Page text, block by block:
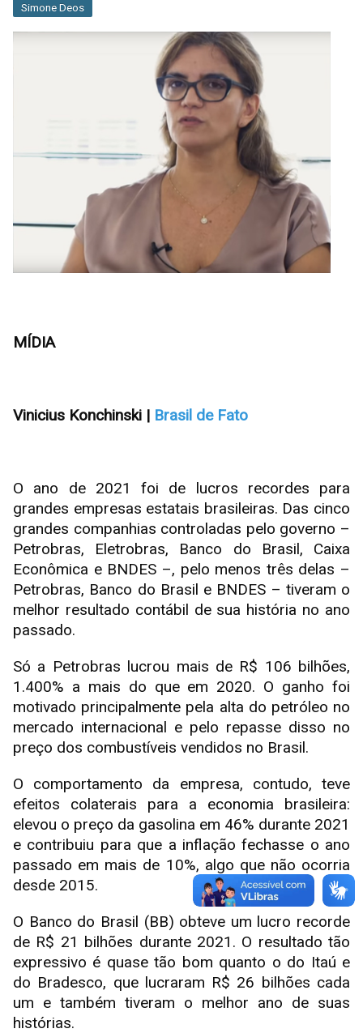
Simone Deos
MÍDIA
Vinicius Konchinski | Brasil de Fato
O ano de 2021 foi de lucros recordes para
grandes empresas estatais brasileiras. Das cinco
grandes companhias controladas pelo governo –
Petrobras, Eletrobras, Banco do Brasil, Caixa
Econômica e BNDES –, pelo menos três delas –
Petrobras, Banco do Brasil e BNDES – tiveram o
melhor resultado contábil de sua história no ano
passado.
Só a Petrobras lucrou mais de R$ 106 bilhões,
1.400% a mais do que em 2020. O ganho foi
motivado principalmente pela alta do petróleo no
mercado internacional e pelo repasse disso no
preço dos combustíveis vendidos no Brasil.
O comportamento da empresa, contudo, teve
efeitos colaterais para a economia brasileira:
elevou o preço da gasolina em 46% durante 2021
e contribuiu para que a inflação fechasse o ano
passado em mais de 10%, algo que não ocorria
desde 2015.
O Banco do Brasil (BB) obteve um lucro recorde
de R$ 21 bilhões durante 2021. O resultado tão
expressivo é quase tão bom quanto o do Itaú e
do Bradesco, que lucraram R$ 26 bilhões cada
um e também tiveram o melhor ano de suas
histórias.